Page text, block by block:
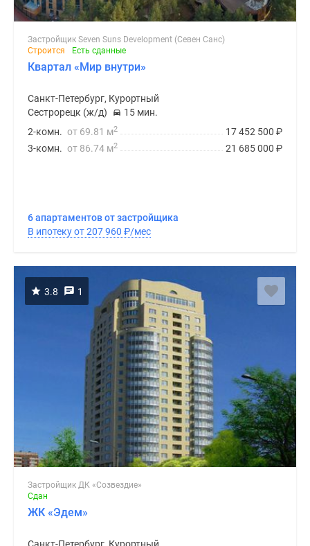
Застройщик Seven Suns Development (Севен Санс)
Строится
Есть сданные
Квартал «Мир внутри»
Санкт-Петербург, Курортный
Сестрорецк (ж/д)
15 мин.
17 452 500 ₽
2-комн. от 69.81 м2
21 685 000 ₽
3-комн. от 86.74 м2
6 апартаментов от застройщика
В ипотеку от 207 960 ₽/мес
3.8 1
Застройщик ДК «Созвездие»
Сдан
ЖК «Эдем»